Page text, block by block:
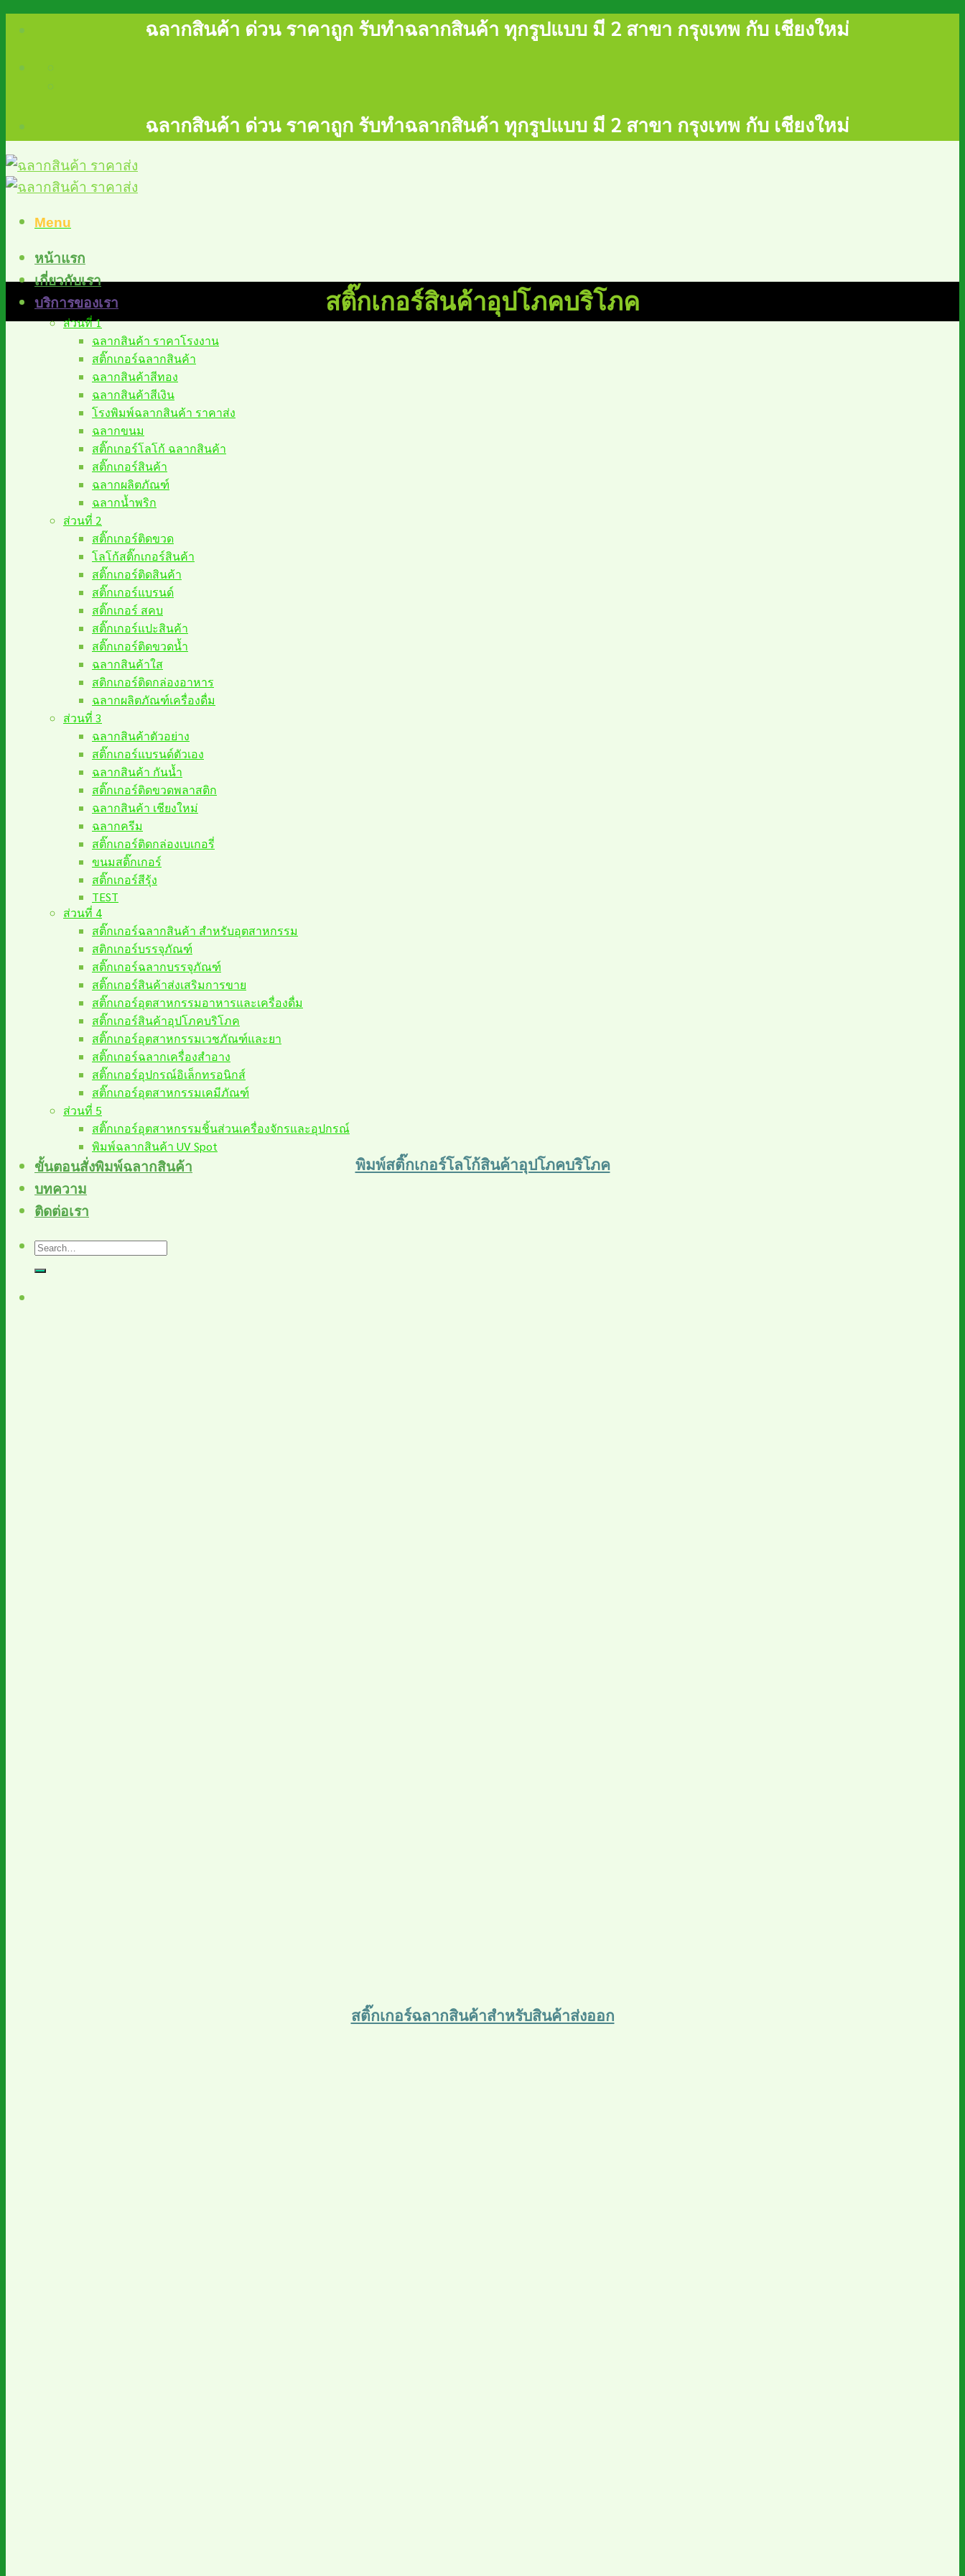
ฉลากสินค้า ด่วน ราคาถูก รับทำฉลากสินค้า ทุกรูปแบบ มี 2 สาขา กรุงเทพ กับ เชียงใหม่
ฉลากสินค้า ด่วน ราคาถูก รับทำฉลากสินค้า ทุกรูปแบบ มี 2 สาขา กรุงเทพ กับ เชียงใหม่
Menu
หน้าแรก
เกี่ยวกับเรา
บริการของเรา
ส่วนที่ 1
ฉลากสินค้า ราคาโรงงาน
สติ๊กเกอร์ฉลากสินค้า
ฉลากสินค้าสีทอง
ฉลากสินค้าสีเงิน
โรงพิมพ์ฉลากสินค้า ราคาส่ง
ฉลากขนม
สติ๊กเกอร์โลโก้ ฉลากสินค้า
สติ๊กเกอร์สินค้า
ฉลากผลิตภัณฑ์
ฉลากน้ำพริก
ส่วนที่ 2
สติ๊กเกอร์ติดขวด
โลโก้สติ๊กเกอร์สินค้า
สติ๊กเกอร์ติดสินค้า
สติ๊กเกอร์แบรนด์
สติ๊กเกอร์ สคบ
สติ๊กเกอร์แปะสินค้า
สติ๊กเกอร์ติดขวดน้ำ
ฉลากสินค้าใส
สติกเกอร์ติดกล่องอาหาร
ฉลากผลิตภัณฑ์เครื่องดื่ม
ส่วนที่ 3
ฉลากสินค้าตัวอย่าง
สติ๊กเกอร์แบรนด์ตัวเอง
ฉลากสินค้า กันน้ำ
สติ๊กเกอร์ติดขวดพลาสติก
ฉลากสินค้า เชียงใหม่
ฉลากครีม
สติ๊กเกอร์ติดกล่องเบเกอรี่
ขนมสติ๊กเกอร์
สติ๊กเกอร์สีรุ้ง
TEST
ส่วนที่ 4
สติ๊กเกอร์ฉลากสินค้า สำหรับอุตสาหกรรม
สติกเกอร์บรรจุภัณฑ์
สติ๊กเกอร์ฉลากบรรจุภัณฑ์
สติ๊กเกอร์สินค้าส่งเสริมการขาย
สติ๊กเกอร์อุตสาหกรรมอาหารและเครื่องดื่ม
สติ๊กเกอร์สินค้าอุปโภคบริโภค
สติ๊กเกอร์อุตสาหกรรมเวชภัณฑ์และยา
สติ๊กเกอร์ฉลากเครื่องสำอาง
สติ๊กเกอร์อุปกรณ์อิเล็กทรอนิกส์
สติ๊กเกอร์อุตสาหกรรมเคมีภัณฑ์
ส่วนที่ 5
สติ๊กเกอร์อุตสาหกรรมชิ้นส่วนเครื่องจักรและอุปกรณ์
พิมพ์ฉลากสินค้า UV Spot
ขั้นตอนสั่งพิมพ์ฉลากสินค้า
บทความ
ติดต่อเรา
สติ๊กเกอร์สินค้าอุปโภคบริโภค
พิมพ์สติ๊กเกอร์โลโก้สินค้าอุปโภคบริโภค
สติ๊กเกอร์ฉลากสินค้าสำหรับสินค้าส่งออก